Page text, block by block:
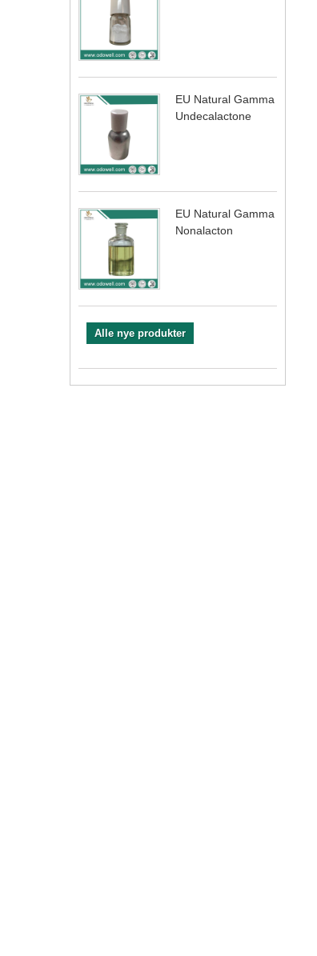
EU Natural Gamma
Undecalactone
EU Natural Gamma
Nonalacton
Alle nye produkter